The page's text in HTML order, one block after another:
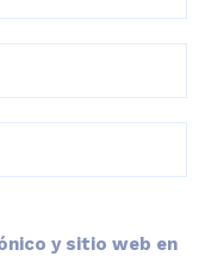
y sitio web en